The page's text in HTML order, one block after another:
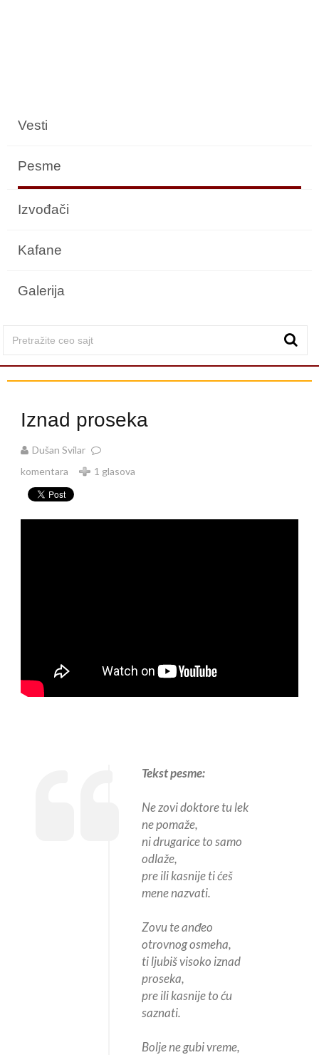
Vesti
Pesme
Izvođači
Kafane
Galerija
Iznad proseka
Dušan Svilar
komentara
1 glasova
Tekst pesme:
Ne zovi doktore tu lek
ne pomaže,
ni drugarice to samo
odlaže,
pre ili kasnije ti ćeš
mene nazvati.
Zovu te anđeo
otrovnog osmeha,
ti ljubiš visoko iznad
proseka,
pre ili kasnije to ću
saznati.
Bolje ne gubi vreme,